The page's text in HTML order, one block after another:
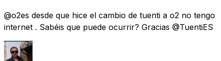
@o2es desde que hice el cambio de tuenti a o2 no tengo
internet . Sabéis que puede ocurrir? Gracias @TuentiES